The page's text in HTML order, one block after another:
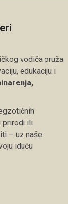
vodiča pruža
edukaciju i
prirodi ili
– uz naše
iduću